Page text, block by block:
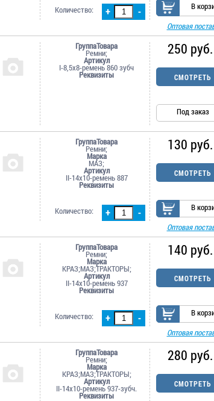
+ -
Количество: В
Оптовая
ГруппаТовара
Ремни;
Артикул
I-8,5х8-ремень 860 зубч
Реквизиты
250 руб.
СМОТРЕТЬ
Под заказ
ГруппаТовара
Ремни;
Марка
МАЗ;
Артикул
II-14х10-ремень 887
Реквизиты
+ -
Количество:
130 руб.
СМОТРЕТЬ
В
Оптовая
ГруппаТовара
Ремни;
Марка
КРАЗ;МАЗ;ТРАКТОРЫ;
Артикул
II-14х10-ремень 937
Реквизиты
+ -
Количество:
140 руб.
СМОТРЕТЬ
В
Оптовая
ГруппаТовара
Ремни;
Марка
КРАЗ;МАЗ;ТРАКТОРЫ;
Артикул
II-14х10-ремень 937-зубч.
Реквизиты
280 руб.
СМОТРЕТЬ